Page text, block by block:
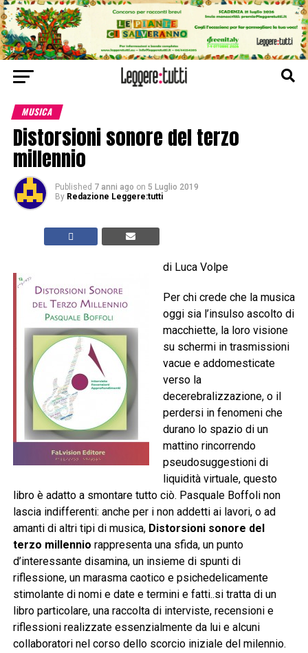
MUSICA
Distorsioni sonore del terzo
millennio
Published 7 anni ago on 5 Luglio 2019
By Redazione Leggere:tutti
di Luca Volpe
Per chi crede che la musica
oggi sia l’insulso ascolto di
macchiette, la loro visione
su schermi in trasmissioni
vacue e addomesticate
verso la
decerebralizzazione, o il
perdersi in fenomeni che
durano lo spazio di un
mattino rincorrendo
pseudosuggestioni di
liquidità virtuale, questo
libro è adatto a smontare tutto ciò. Pasquale Boffoli non
lascia indifferenti: anche per i non addetti ai lavori, o ad
amanti di altri tipi di musica, Distorsioni sonore del
terzo millennio rappresenta una sfida, un punto
d’interessante disamina, un insieme di spunti di
riflessione, un marasma caotico e psichedelicamente
stimolante di nomi e date e termini e fatti..si tratta di un
libro particolare, una raccolta di interviste, recensioni e
riflessioni realizzate essenzialmente da lui e alcuni
collaboratori nel corso dello scorcio iniziale del milennio.